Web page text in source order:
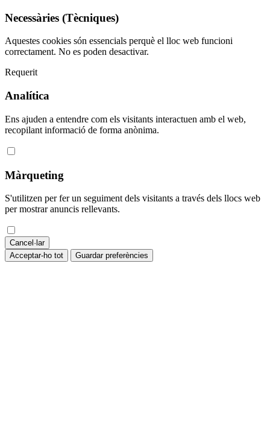
Necessàries (Tècniques)
Aquestes cookies són essencials perquè el lloc web funcioni
correctament. No es poden desactivar.
Requerit
Analítica
Ens ajuden a entendre com els visitants interactuen amb el web,
recopilant informació de forma anònima.
Màrqueting
S'utilitzen per fer un seguiment dels visitants a través dels llocs web
per mostrar anuncis rellevants.
Cancel·lar
Acceptar-ho tot
Guardar preferències